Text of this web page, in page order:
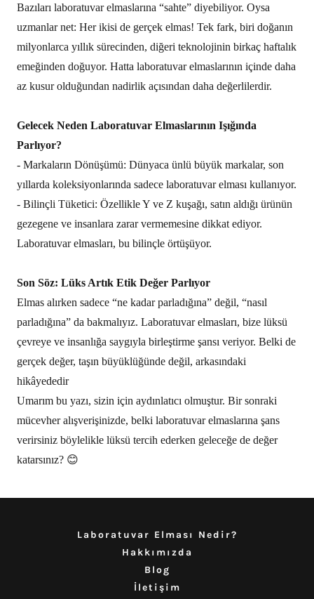
Bazıları laboratuvar elmaslarına “sahte” diyebiliyor. Oysa
uzmanlar net: Her ikisi de gerçek elmas! Tek fark, biri doğanın
milyonlarca yıllık sürecinden, diğeri teknolojinin birkaç haftalık
emeğinden doğuyor. Hatta laboratuvar elmaslarının içinde daha
az kusur olduğundan nadirlik açısından daha değerlilerdir.
Gelecek Neden Laboratuvar Elmaslarının Işığında
Parlıyor?
- Markaların Dönüşümü: Dünyaca ünlü büyük markalar, son
yıllarda koleksiyonlarında sadece laboratuvar elması kullanıyor.
- Bilinçli Tüketici: Özellikle Y ve Z kuşağı, satın aldığı ürünün
gezegene ve insanlara zarar vermemesine dikkat ediyor.
Laboratuvar elmasları, bu bilinçle örtüşüyor.
Son Söz: Lüks Artık Etik Değer Parlıyor
Elmas alırken sadece “ne kadar parladığına” değil, “nasıl
parladığına” da bakmalıyız. Laboratuvar elmasları, bize lüksü
çevreye ve insanlığa saygıyla birleştirme şansı veriyor. Belki de
gerçek değer, taşın büyüklüğünde değil, arkasındaki
hikâyededir
Umarım bu yazı, sizin için aydınlatıcı olmuştur. Bir sonraki
mücevher alışverişinizde, belki laboratuvar elmaslarına şans
verirsiniz böylelikle lüksü tercih ederken geleceğe de değer
katarsınız? 😊
Laboratuvar Elması Nedir?
Hakkımızda
Blog
İletişim